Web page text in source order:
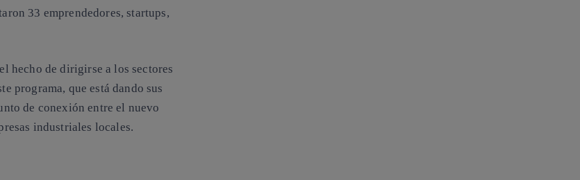
33 emprendedores, startups,
hecho de dirigirse a los sectores
programa, que está dando sus
de conexión entre el nuevo
industriales locales.